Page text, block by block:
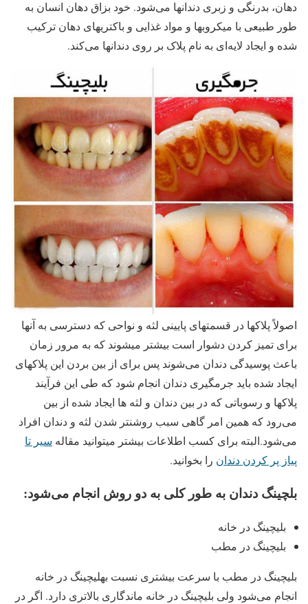
دهان، بدرنگی و زبری دندانها می‌شود. خود بزاق دهان انسان به
طور طبیعی با میکروبها و مواد غذایی و باکتریهای دهان ترکیب
شده و ایجاد لایه‌‌ای به نام پلاک بر روی دندانها می‌کند.
اصولاً پلاکها در قسمتهای پایینی لثه و نواحی که دسترسی به آنها
برای تمیز کردن دشوار است بیشتر میشوند که به مرور زمان
باعث پوسیدگی دندان می‌شوند پس برای از بین بردن این پلاکهای
ایجاد شده باید جرمگیری دندان انجام شود که طی این فرآیند
پلاکها و رسوباتی که در بین دندان و لثه ها ایجاد شده از بین
می‌رود که همین امر گاهی سبب روشنتر شدن لثه و دندان افراد
می‌شود.البته برای کسب اطلاعات بیشتر میتوانید مقاله سیر تا
پیاز پر کردن دندان را بخوانید.
بلچینگ دندان به طور کلی به دو روش انجام می‌شود:
بلیچینگ در خانه
بلیچینگ در مطب
بلیچینگ در مطب با سرعت بیشتری نسبت بهلیچینگ در خانه
انجام می‌شود ولی بلیچینگ در خانه ماندگاری بالاتری دارد. اگر در